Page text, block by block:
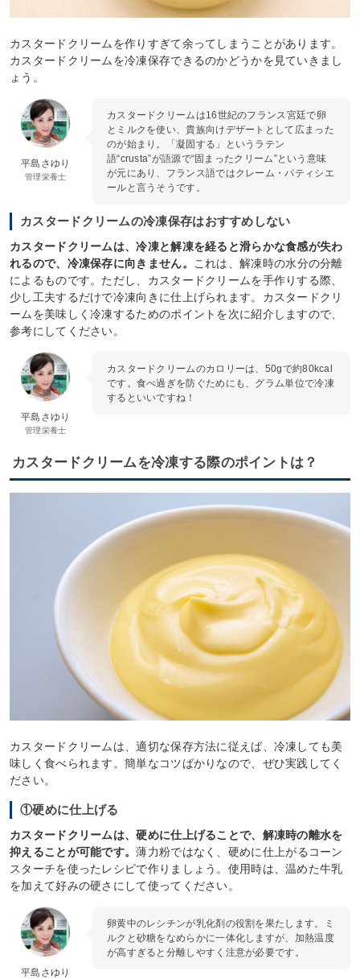
カスタードクリームを作りすぎて余ってしまうことがあります。
カスタードクリームを冷凍保存できるのかどうかを見ていきまし
ょう。
平島さゆり
管理栄養士
カスタードクリームは16世紀のフランス宮廷で卵
とミルクを使い、貴族向けデザートとして広まった
のが始まり。「凝固する」というラテン
語“crusta”が語源で“固まったクリーム”という意味
が元にあり、フランス語ではクレーム・パティシエ
ールと言うそうです。
カスタードクリームの冷凍保存はおすすめしない
カスタードクリームは、冷凍と解凍を経ると滑らかな食感が失わ
れるので、冷凍保存に向きません。
これは、解凍時の水分の分離
によるものです。ただし、カスタードクリームを手作りする際、
少し工夫するだけで冷凍向きに仕上げられます。カスタードクリ
ームを美味しく冷凍するためのポイントを次に紹介しますので、
参考にしてください。
平島さゆり
管理栄養士
カスタードクリームのカロリーは、50gで約80kcal
です。食べ過ぎを防ぐためにも、グラム単位で冷凍
するといいですね！
カスタードクリームを冷凍する際のポイントは？
カスタードクリームは、適切な保存方法に従えば、冷凍しても美
味しく食べられます。簡単なコツばかりなので、ぜひ実践してく
ださい。
①硬めに仕上げる
カスタードクリームは、硬めに仕上げることで、解凍時の離水を
抑えることが可能です。薄力粉ではなく、硬めに仕上がるコーン
スターチを使ったレシピで作りましょう。使用時は、温めた牛乳
を加えて好みの硬さにして使ってください。
平島さゆり
卵黄中のレシチンが乳化剤の役割を果たします。ミ
ルクと砂糖をなめらかに一体化しますが、加熱温度
が高すぎると分離しやすく注意が必要です。